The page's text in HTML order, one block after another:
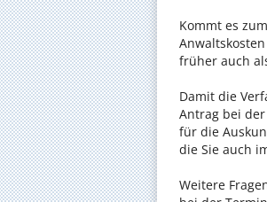
Kommt es
früher auch
Damit die
Antrag bei
für die
die Sie auch
Weitere